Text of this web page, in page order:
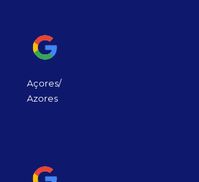
Açores/
Azores